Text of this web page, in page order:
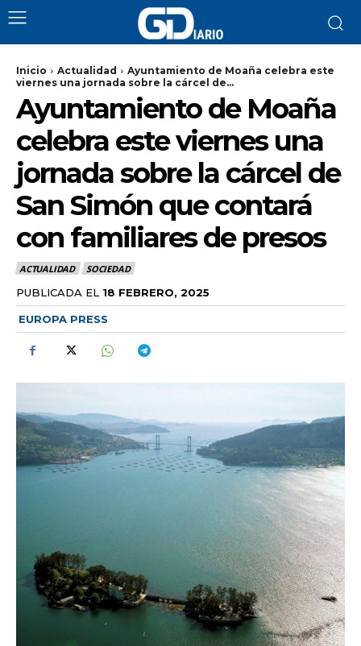
Inicio Actualidad
Ayuntamiento de Moaña celebra este
viernes una jornada sobre la cárcel de...
Ayuntamiento de Moaña
celebra este viernes una
jornada sobre la cárcel de
San Simón que contará
con familiares de presos
ACTUALIDAD SOCIEDAD
PUBLICADA EL 18 FEBRERO, 2025
EUROPA PRESS